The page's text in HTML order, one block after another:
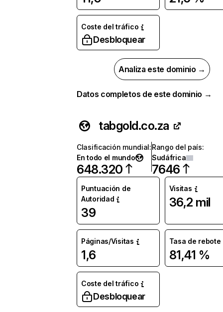
Coste del tráfico
Desbloquear
Analiza este dominio →
Datos completos de este dominio →
tabgold.co.za
Clasificación mundial:
En todo el mundo
648.320
Rango del país:
Sudáfrica
7646
Puntuación de
Autoridad
39
Visitas
36,2 mil
Páginas/Visitas
1,6
Tasa de rebote
81,41 %
Coste del tráfico
Desbloquear